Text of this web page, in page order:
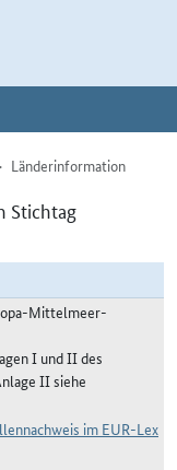
Länderinformation
Stichtag
Mittelmeer-
I und II des
II siehe
im EUR-Lex